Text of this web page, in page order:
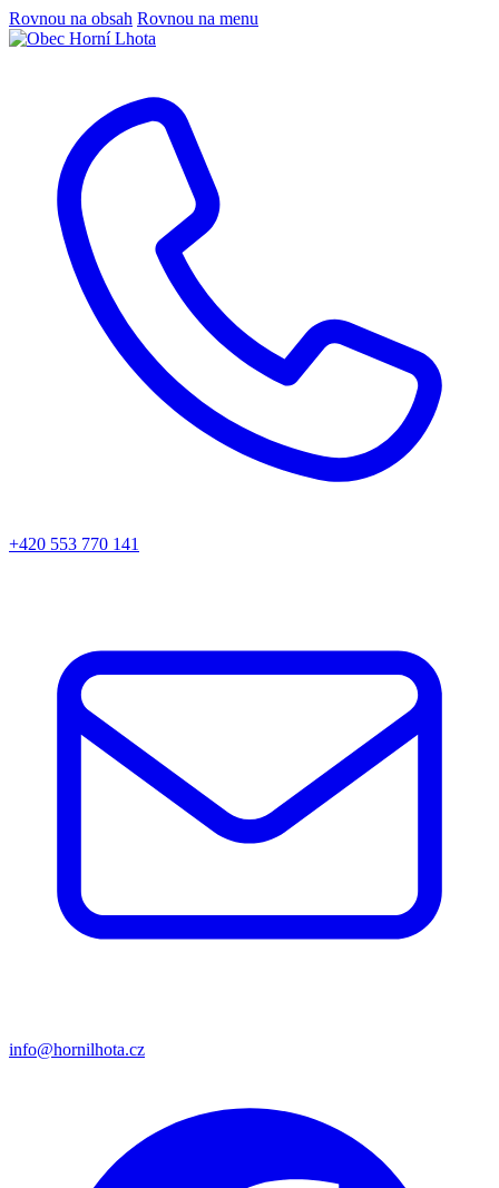
Rovnou na obsah Rovnou na menu
+420 553 770 141
info@hornilhota.cz